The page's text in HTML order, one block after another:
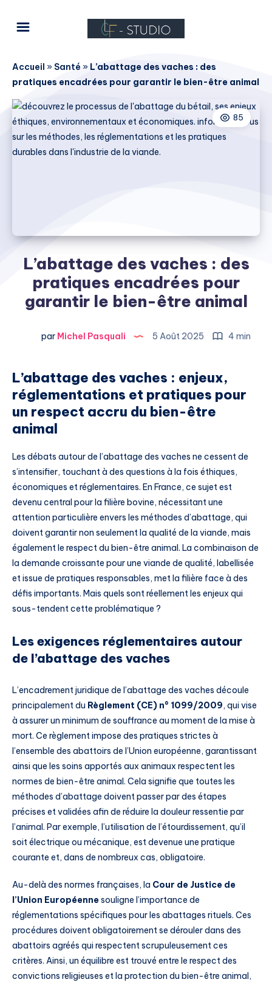
Accueil » Santé » L’abattage des vaches : des
pratiques encadrées pour garantir le bien-être animal
85
L’abattage des vaches : des
pratiques encadrées pour
garantir le bien-être animal
par Michel Pasquali 5 Août 2025 4 min
L’abattage des vaches : enjeux,
réglementations et pratiques pour
un respect accru du bien-être
animal
Les débats autour de l’abattage des vaches ne cessent de
s’intensifier, touchant à des questions à la fois éthiques,
économiques et réglementaires. En France, ce sujet est
devenu central pour la filière bovine, nécessitant une
attention particulière envers les méthodes d’abattage, qui
doivent garantir non seulement la qualité de la viande, mais
également le respect du bien-être animal. La combinaison de
la demande croissante pour une viande de qualité, labellisée
et issue de pratiques responsables, met la filière face à des
défis importants. Mais quels sont réellement les enjeux qui
sous-tendent cette problématique ?
Les exigences réglementaires autour
de l’abattage des vaches
L’encadrement juridique de l’abattage des vaches découle
principalement du Règlement (CE) n° 1099/2009, qui vise
à assurer un minimum de souffrance au moment de la mise à
mort. Ce règlement impose des pratiques strictes à
l’ensemble des abattoirs de l’Union européenne, garantissant
ainsi que les soins apportés aux animaux respectent les
normes de bien-être animal. Cela signifie que toutes les
méthodes d’abattage doivent passer par des étapes
précises et validées afin de réduire la douleur ressentie par
l’animal. Par exemple, l’utilisation de l’étourdissement, qu’il
soit électrique ou mécanique, est devenue une pratique
courante et, dans de nombreux cas, obligatoire.
Au-delà des normes françaises, la Cour de Justice de
l’Union Européennesouligne l’importance de
réglementations spécifiques pour les abattages rituels. Ces
procédures doivent obligatoirement se dérouler dans des
abattoirs agréés qui respectent scrupuleusement ces
critères. Ainsi, un équilibre est trouvé entre le respect des
convictions religieuses et la protection du bien-être animal,